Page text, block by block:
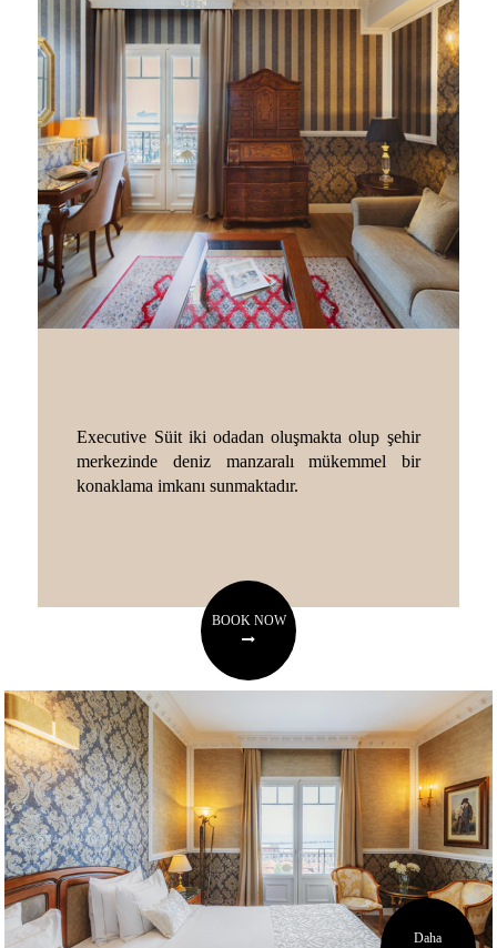
Executive Süit iki odadan oluşmakta olup şehir
merkezinde deniz manzaralı mükemmel bir
konaklama imkanı sunmaktadır.
BOOK NOW
Daha